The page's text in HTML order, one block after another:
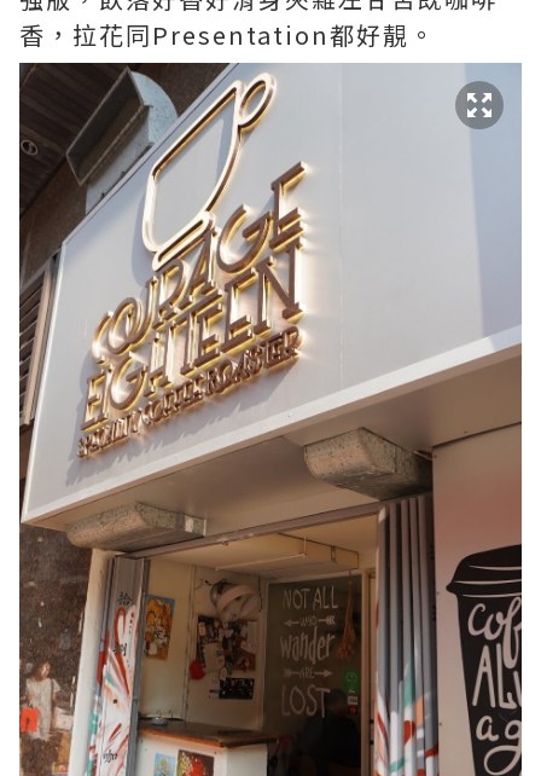
香，拉花同Presentation都好靚。